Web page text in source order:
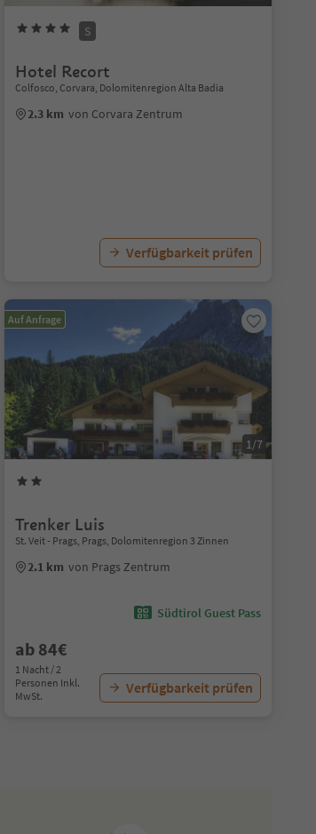
S
Hotel Recort
Colfosco, Corvara, Dolomitenregion Alta Badia
2.3 km von Corvara Zentrum
Verfügbarkeit prüfen
Auf Anfrage
1/7
Trenker Luis
St. Veit - Prags, Prags, Dolomitenregion 3 Zinnen
2.1 km von Prags Zentrum
Südtirol Guest Pass
ab 84€
1 Nacht / 2
Personen Inkl.
MwSt.
Verfügbarkeit prüfen